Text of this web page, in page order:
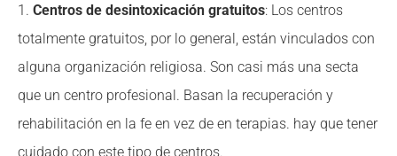
1. Centros de desintoxicación gratuitos: Los centros
totalmente gratuitos, por lo general, están vinculados con
alguna organización religiosa. Son casi más una secta
que un centro profesional. Basan la recuperación y
rehabilitación en la fe en vez de en terapias. hay que tener
cuidado con este tipo de centros.